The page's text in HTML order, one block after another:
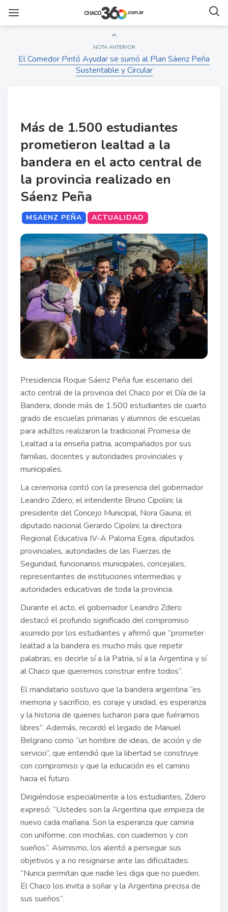
NOTA ANTERIOR
El Comedor Pintó Ayudar se sumó al Plan Sáenz Peña
Sustentable y Circular
Más de 1.500 estudiantes
prometieron lealtad a la
bandera en el acto central de
la provincia realizado en
Sáenz Peña
MSAENZ PEÑA ACTUALIDAD
Presidencia Roque Sáenz Peña fue escenario del
acto central de la provincia del Chaco por el Día de la
Bandera, donde más de 1.500 estudiantes de cuarto
grado de escuelas primarias y alumnos de escuelas
para adultos realizaron la tradicional Promesa de
Lealtad a la enseña patria, acompañados por sus
familias, docentes y autoridades provinciales y
municipales.
La ceremonia contó con la presencia del gobernador
Leandro Zdero; el intendente Bruno Cipolini; la
presidente del Concejo Municipal, Nora Gauna; el
diputado nacional Gerardo Cipolini; la directora
Regional Educativa IV-A Paloma Egea, diputados
provinciales, autoridades de las Fuerzas de
Seguridad, funcionarios municipales, concejales,
representantes de instituciones intermedias y
autoridades educativas de toda la provincia.
Durante el acto, el gobernador Leandro Zdero
destacó el profundo significado del compromiso
asumido por los estudiantes y afirmó que “prometer
lealtad a la bandera es mucho más que repetir
palabras; es decirle sí a la Patria, sí a la Argentina y sí
al Chaco que queremos construir entre todos”.
El mandatario sostuvo que la bandera argentina “es
memoria y sacrificio, es coraje y unidad, es esperanza
y la historia de quienes lucharon para que fuéramos
libres”. Además, recordó el legado de Manuel
Belgrano como “un hombre de ideas, de acción y de
servicio”, que entendió que la libertad se construye
con compromiso y que la educación es el camino
hacia el futuro.
Dirigiéndose especialmente a los estudiantes, Zdero
expresó: “Ustedes son la Argentina que empieza de
nuevo cada mañana. Son la esperanza que camina
con uniforme, con mochilas, con cuadernos y con
sueños”. Asimismo, los alentó a perseguir sus
objetivos y a no resignarse ante las dificultades:
“Nunca permitan que nadie les diga que no pueden.
El Chaco los invita a soñar y la Argentina precisa de
sus sueños”.